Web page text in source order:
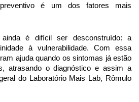
preventivo é um dos fatores mais
é difícil ser desconstruído: a
à vulnerabilidade. Com essa
ajuda quando os sintomas já estão
atrasando o diagnóstico e assim a
do Laboratório Mais Lab, Rômulo